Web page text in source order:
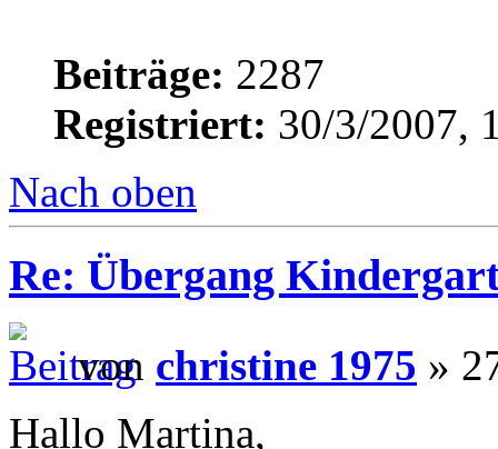
Beiträge: 2287
Registriert: 30/3/2007,
Nach oben
Re: Übergang
von christine 1975 »
Hallo Martina,